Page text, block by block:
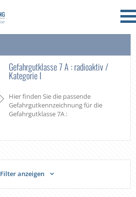
Gefahrgutklasse 7 A : radioaktiv /
Kategorie I
Hier finden Sie die passende
Gefahrgutkennzeichnung für die
Gefahrgutklasse 7A :
Filter anzeigen